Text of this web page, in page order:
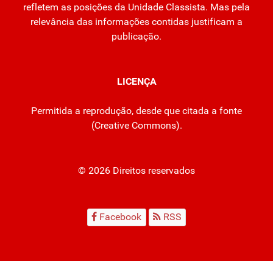
refletem as posições da Unidade Classista. Mas pela
relevância das informações contidas justificam a
publicação.
LICENÇA
Permitida a reprodução, desde que citada a fonte
(Creative Commons).
© 2026 Direitos reservados
Facebook RSS